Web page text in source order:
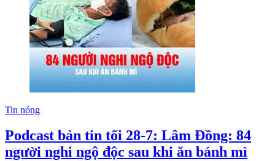
Tin nóng
Podcast bản tin tối 28-7: Lâm Đồng: 84
người nghi ngộ độc sau khi ăn bánh mì